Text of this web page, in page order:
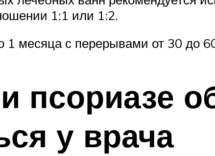
1:1 или 1:2.
1 месяца с перерывами от 30 до
псориазе
у врача